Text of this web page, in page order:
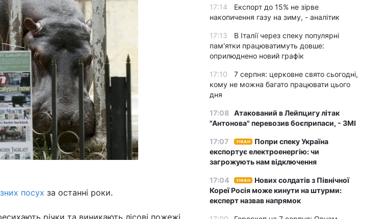
посух за останні роки.
річки та виникають лісові пожежі.
17:14
Експорт до 15% не зірве
накопичення газу на зиму, - аналітик
17:13
В Італії через спеку популярні
пам'ятки працюватимуть довше:
оприлюднено новий графік
17:10
7 серпня: церковне свято сьогодні,
кому не можна багато працювати цього
дня
17:08 Атакований в Лейпцигу літак
"Антонова" перевозив боєприпаси, - ЗМІ
17:07 УНІАН
Попри спеку Україна
експортує електроенергію: чи
загрожують нам відключення
17:04 УНІАН
Нових солдатів з Північної
Кореї Росія може кинути на штурми:
експерт назвав напрямок